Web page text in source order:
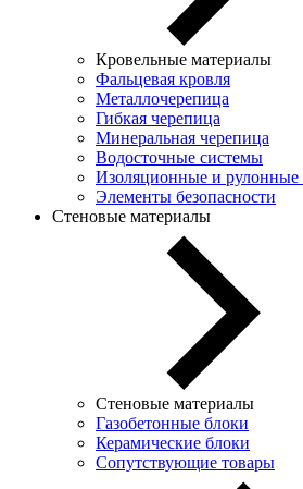
Кровельные материалы
Фальцевая кровля
Металлочерепица
Гибкая черепица
Минеральная черепица
Водосточные системы
Изоляционные и рулонные
Элементы безопасности
Стеновые материалы
Стеновые материалы
Газобетонные блоки
Керамические блоки
Сопутствующие товары